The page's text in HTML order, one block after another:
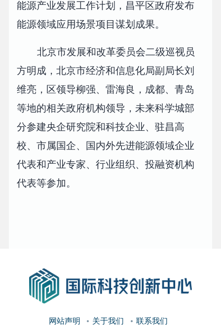
能源产业发展工作计划，昌平区政府发布
能源领域应用场景项目谋划成果。
北京市发展和改革委员会二级巡视员
方明成，北京市经济和信息化局副局长刘
维亮，区领导柳强、雷海良，成都、青岛
等地的相关政府机构领导，未来科学城部
分参建央企研究院和科技企业、驻昌高
校、市属国企、国内外先进能源领域企业
代表和产业专家、行业组织、投融资机构
代表等参加。
网站声明 关于我们 联系我们